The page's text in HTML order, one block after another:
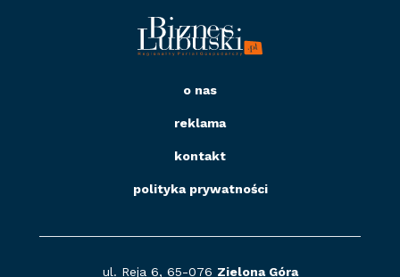
o nas
reklama
kontakt
polityka prywatności
ul. Reja 6, 65-076 Zielona Góra